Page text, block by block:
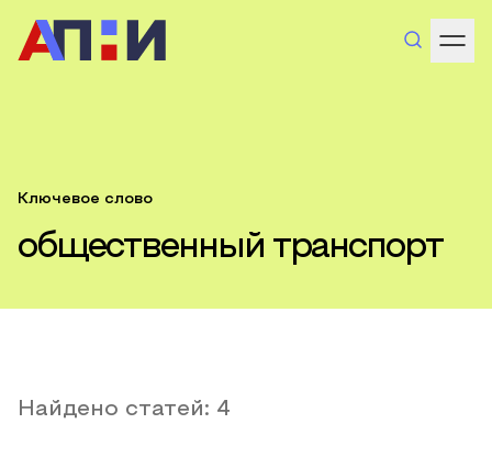
Ключевое слово
общественный транспорт
Найдено статей: 4